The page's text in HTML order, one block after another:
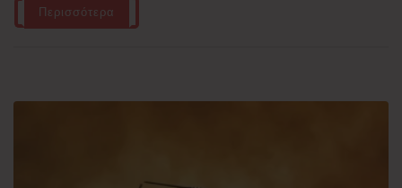
Περισσότερα